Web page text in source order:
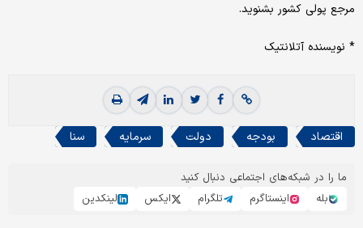
مرجع پولی کشور بشنوید.
* نویسنده آتلانتیک
اقتصاد بودجه دولت سرمایه سنا
ما را در شبکه‌های اجتماعی دنبال کنید
بله
اینستاگرم تلگرام ایکس لینکدین